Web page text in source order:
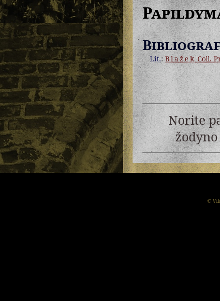
Lit.:BlažekColl.
Norite
©